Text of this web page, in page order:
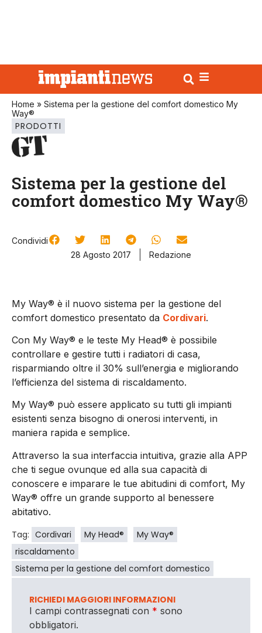
Home » Sistema per la gestione del comfort domestico My
Way®
PRODOTTI
Sistema per la gestione del
comfort domestico My Way®
Condividi
28 Agosto 2017
Redazione
My Way® è il nuovo sistema per la gestione del
comfort domestico presentato da Cordivari.
Con My Way® e le teste My Head® è possibile
controllare e gestire tutti i radiatori di casa,
risparmiando oltre il 30% sull’energia e migliorando
l’efficienza del sistema di riscaldamento.
My Way® può essere applicato su tutti gli impianti
esistenti senza bisogno di onerosi interventi, in
maniera rapida e semplice.
Attraverso la sua interfaccia intuitiva, grazie alla APP
che ti segue ovunque ed alla sua capacità di
conoscere e imparare le tue abitudini di comfort, My
Way® offre un grande supporto al benessere
abitativo.
Tag: Cordivari My Head®
My Way®
riscaldamento
Sistema per la gestione del comfort domestico
RICHIEDI MAGGIORI INFORMAZIONI
I campi contrassegnati con * sono
obbligatori.